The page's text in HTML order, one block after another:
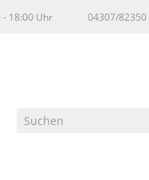
18:00 Uhr 04307/82350